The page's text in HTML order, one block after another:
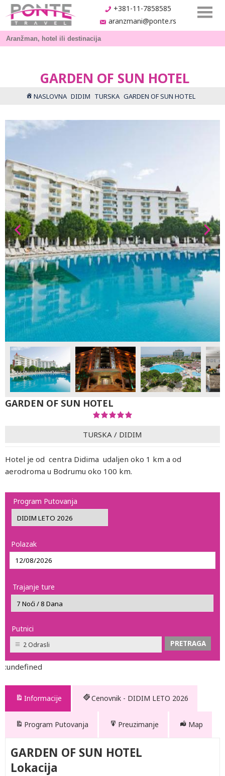
+381-11-7858585
aranzmani@ponte.rs
GARDEN OF SUN HOTEL
NASLOVNA DIDIM TURSKA GARDEN OF SUN HOTEL
GARDEN OF SUN HOTEL
TURSKA / DIDIM
Hotel je od centra Didima udaljen oko 1 km a od
aerodroma u Bodrumu oko 100 km.
Program Putovanja
Polazak
Trajanje ture
Putnici
2 Odrasli
:undefined
Informacije Cenovnik - DIDIM LETO 2026
Program Putovanja Preuzimanje Map
GARDEN OF SUN HOTEL
Lokacija